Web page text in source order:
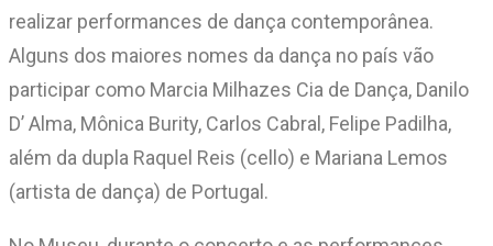
realizar performances de dança contemporânea.
Alguns dos maiores nomes da dança no país vão
participar como Marcia Milhazes Cia de Dança, Danilo
D’ Alma, Mônica Burity, Carlos Cabral, Felipe Padilha,
além da dupla Raquel Reis (cello) e Mariana Lemos
(artista de dança) de Portugal.